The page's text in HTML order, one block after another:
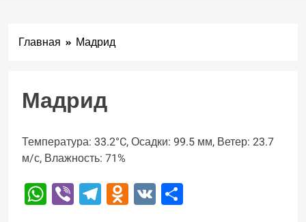
Главная Мадрид
Мадрид
Температура: 33.2°C, Осадки: 99.5 мм, Ветер: 23.7
м/с, Влажность: 71%
WhatsApp
ViberTelegram
Odnoklassniki
VK